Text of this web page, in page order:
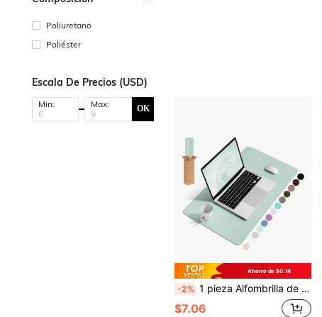
Poliuretano
Poliéster
Escala De Precios (USD)
Min: Max: OK
Ahorro de $0.14
-2% 1 pieza Alfombrilla de escritorio antideslizante, Mousepad, protector de escritorio de piel de poliuretano resistente al agua, blotter de escritorio ultradelgado y grande, fácil de limpiar, alfombrilla de escritorio para laptop para oficina/hogar/decoración (rosa)
$7.06